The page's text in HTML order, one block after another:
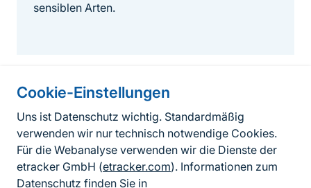
Cookie-Einstellungen
Uns ist Datenschutz wichtig. Standardmäßig
verwenden wir nur technisch notwendige Cookies.
Für die Webanalyse verwenden wir die Dienste der
etracker GmbH (etracker.com). Informationen zum
Datenschutz finden Sie in
sensiblen Arten.
Informationen zur Seite
FußzeileKontakt zum BfN
Kontaktformular